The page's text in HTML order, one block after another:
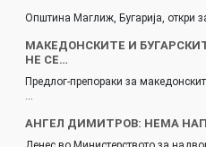
Општина Маглиж, Бугарија, откри
МАКЕДОНСКИТЕ И
НЕ СЕ…
Предлог-препораки за
…
АНГЕЛ ДИМИТРОВ: НЕМА